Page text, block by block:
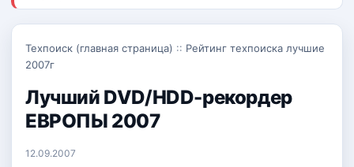
Техпоиск (главная страница) :: Рейтинг техпоиска лучшие
2007г
Лучший DVD/HDD-рекордер
ЕВРОПЫ 2007
12.09.2007